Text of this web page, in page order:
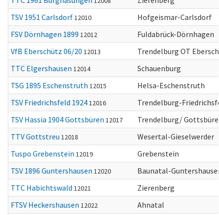
TSV 1951 Carlsdorf12010
Hofgeismar-Carlsdorf
FSV Dörnhagen 1899 12012
Fuldabrück-Dörnhagen
VfB Eberschütz 06/20 12013
Trendelburg OT
TTC Elgershausen 12014
Schauenburg
TSG 1895 Eschenstruth 12015
Helsa-Eschenstruth
TSV Friedrichsfeld 192412016
Trendelburg-
TSV Hassia 1904 Gottsbüren 12017
Trendelburg/
TTV Gottstreu 12018
Wesertal-Gieselwerder
Tuspo Grebenstein 12019
Grebenstein
TSV 1896 Guntershausen 12020
Baunatal-
TTC Habichtswald 12021
Zierenberg
FTSV Heckershausen 12022 Ahnatal